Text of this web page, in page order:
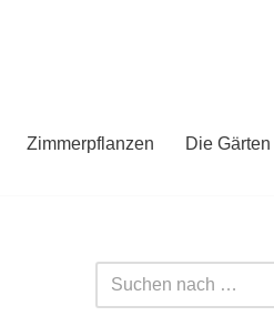
Zimmerpflanzen
Die